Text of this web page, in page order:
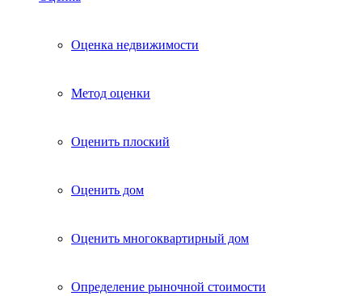
Оценка недвижимости
Метод оценки
Оценить плоский
Оценить дом
Оценить многоквартирный дом
Определение рыночной стоимости